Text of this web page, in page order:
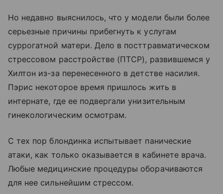
Но недавно выяснилось, что у модели были более
серьезные причины прибегнуть к услугам
суррогатной матери. Дело в посттравматическом
стрессовом расстройстве (ПТСР), развившемся у
Хилтон из-за перенесенного в детстве насилия.
Пэрис некоторое время пришлось жить в
интернате, где ее подвергали унизительным
гинекологическим осмотрам.
С тех пор блондинка испытывает панические
атаки, как только оказывается в кабинете врача.
Любые медицинские процедуры оборачиваются
для нее сильнейшим стрессом.